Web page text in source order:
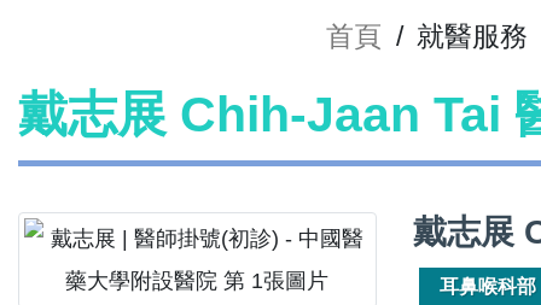
首頁 / 就醫服務
戴志展 Chih-Jaan Tai
戴志展
耳鼻喉科部